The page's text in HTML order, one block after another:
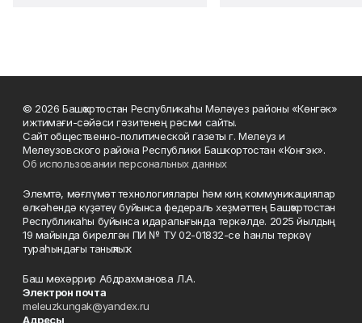
© 2026 Башҡортостан Республикаһы Мәләүез районы «Көнгәк»
ижтимағи-сәйәси гәзитенең рәсми сайты.
Сайт общественно-политической газеты г. Мелеуз и
Мелеузовского района Республики Башкортостан «Конгэк».
Об использовании персональных данных
Элемтә, мәғлүмәт технологиялары һәм киң коммуникациялар
өлкәһендә күҙәтеү буйынса федераль хеҙмәттең Башҡортостан
Республикаһы буйынса идаралығында теркәлде. 2025 йылдың
19 майында бирелгән ПИ № ТУ 02-01832-се һанлы теркәү
тураһындағы таныҡлыҡ.
Баш мөхәррир Абдрахманова Л.А.
Электрон почта
meleuzkungak@yandex.ru
Адресы